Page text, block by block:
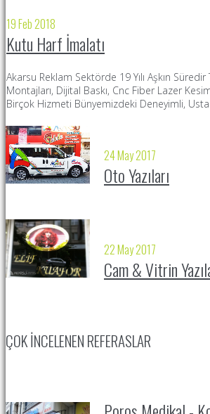
19 Feb 2018
Kutu Harf İmalatı
Akarsu Reklam Sektörde 19 Yılı Aşkın
Montajları, Dijital Baskı, Cnc Fiber Lazer
Birçok Hizmeti Bünyemizdeki Deneyimli,
24 May 2017
Oto Yazıları
22 May 2017
Cam & Vitrin
ÇOK İNCELENEN REFERASLAR